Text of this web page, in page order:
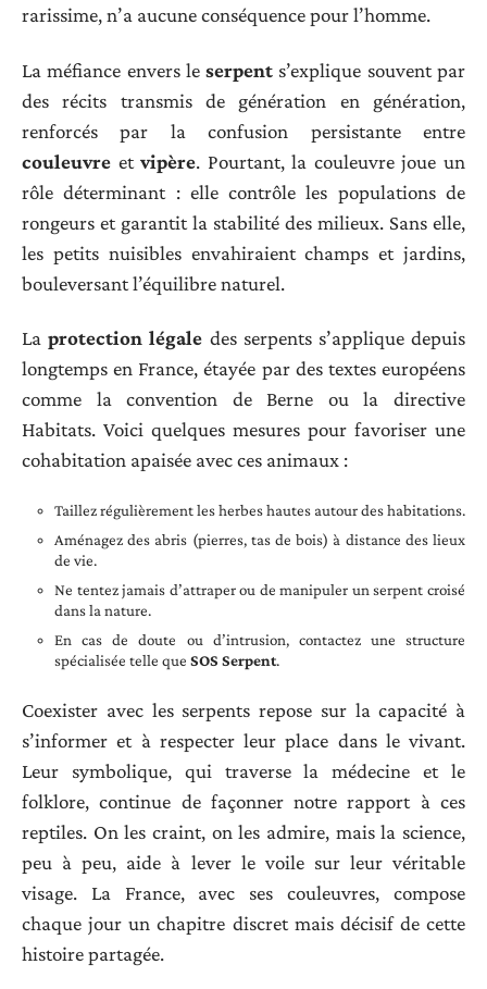
rarissime, n’a aucune conséquence pour l’homme.
La méfiance envers leserpent s’explique souvent par
des récits transmis de génération en génération,
renforcés par la confusion persistante entre
couleuvre etvipère. Pourtant, la couleuvre joue un
rôle déterminant : elle contrôle les populations de
rongeurs et garantit la stabilité des milieux. Sans elle,
les petits nuisibles envahiraient champs et jardins,
bouleversant l’équilibre naturel.
Laprotection légale des serpents s’applique depuis
longtemps en France, étayée par des textes européens
comme la convention de Berne ou la directive
Habitats. Voici quelques mesures pour favoriser une
cohabitation apaisée avec ces animaux :
Taillez régulièrement les herbes hautes autour des habitations.
Aménagez des abris (pierres, tas de bois) à distance des lieux
de vie.
Ne tentez jamais d’attraper ou de manipuler un serpent croisé
dans la nature.
En cas de doute ou d’intrusion, contactez une structure
spécialisée telle que SOS Serpent.
Coexister avec les serpents repose sur la capacité à
s’informer et à respecter leur place dans le vivant.
Leur symbolique, qui traverse la médecine et le
folklore, continue de façonner notre rapport à ces
reptiles. On les craint, on les admire, mais la science,
peu à peu, aide à lever le voile sur leur véritable
visage. La France, avec ses couleuvres, compose
chaque jour un chapitre discret mais décisif de cette
histoire partagée.